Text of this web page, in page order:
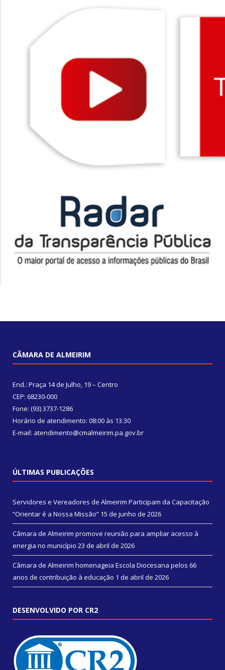
CÂMARA DE ALMEIRIM
End.: Praça 14 de Julho, 19 – Centro
CEP: 68230-000
Fone: (93) 3737-1286
Horário de atendimento: 08:00 às 13:30
E-mail: atendimento@cmalmeirim.pa.gov.br
ÚLTIMAS PUBLICAÇÕES
Servidores e Vereadores de Almeirim Participam da Capacitação
“Orientar é a Nossa Missão” 15 de junho de 2026
Câmara de Almeirim promove reunião para ampliar acesso à
energia no município 23 de abril de 2026
Câmara de Almeirim homenageia Escola Diocesana pelos 66
anos de contribuição à educação 1 de abril de 2026
DESENVOLVIDO POR CR2